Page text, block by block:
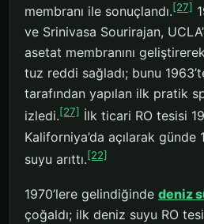
membranı ile sonuçlandı.[27]
ve Srinivasa Sourirajan,
asetat membranını
tuz reddi sağladı; bunu
tarafından yapılan ilk pratik
izledi.[27] İlk ticari RO tesisi
Kaliforniya’da açılarak günde
suyu arıttı.[22]
1970’lere gelindiğinde deniz
çoğaldı; ilk deniz suyu RO